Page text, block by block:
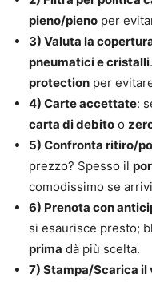
pieno/pieno per
3) Valuta la
pneumatici e cristalli
protection per
4) Carte accettate:
carta di debito o
5) Confronta ritiro/
prezzo? Spesso il
comodissimo se
6) Prenota con
si esaurisce presto;
prima dà più scelta.
7) Stampa/Scarica il